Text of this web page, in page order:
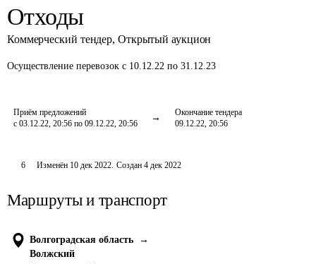
Отходы
Коммерческий тендер, Открытый аукцион
Осуществление перевозок с 10.12.22 по 31.12.23
Приём предложений
с 03.12.22, 20:56 по 09.12.22, 20:56
Окончание тендера
09.12.22, 20:56
6 Изменён 10 дек 2022. Создан 4 дек 2022
Маршруты и транспорт
Волгоградская область
→
Волжский